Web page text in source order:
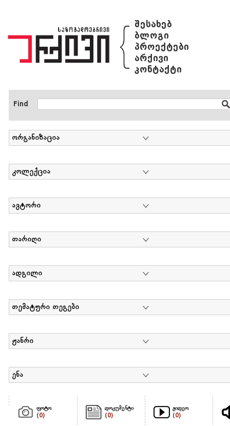
{ შესახებ
ბლოგი
პროექტები
არქივი
კონტაქტი
Find
ორგანიზაცია
კოლექცია
ავტორი
თარიღი
ადგილი
თემატური თეგები
ჟანრი
ენა
ფოტო
(0)
დოკუმენტი
(0)
ვიდეო
(0)